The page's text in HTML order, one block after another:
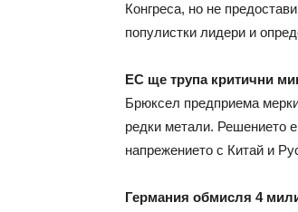
Конгреса, но не
популистки лидери и
ЕС ще трупа критични
Брюксел предприема
редки метали. Решението
напрежението с Китай и
Германия обмисля 4